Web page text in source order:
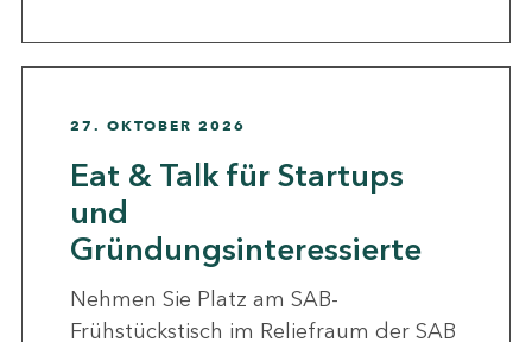
27. OKTOBER 2026
Eat & Talk für Startups
und
Gründungsinteressierte
Nehmen Sie Platz am SAB-
Frühstückstisch im Reliefraum der SAB